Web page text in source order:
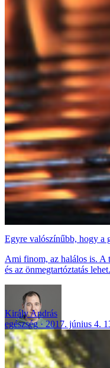
Egyre valószínűbb, hogy a
Ami finom, az halálos is. A
és az önmegtartóztatás lehet.
Király András
egészség
2017. június 4.